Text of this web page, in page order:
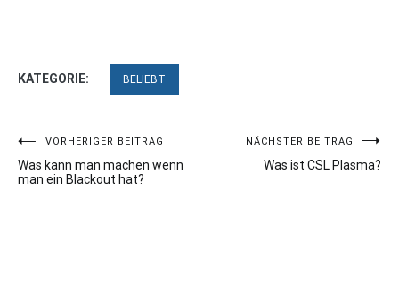
KATEGORIE: BELIEBT
Beitragsnavigation
VORHERIGER BEITRAG
Was kann man machen wenn
man ein Blackout hat?
NÄCHSTER BEITRAG
Was ist CSL Plasma?